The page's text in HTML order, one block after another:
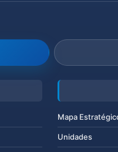
Mapa
Unidades